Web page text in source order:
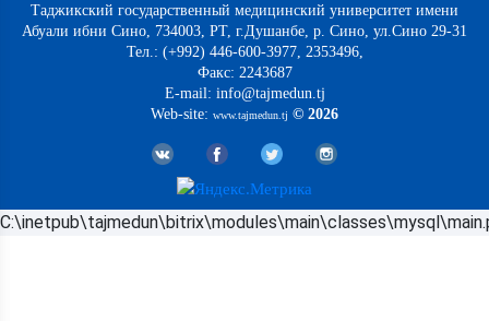
Таджикский государственный медицинский университет имени
Абуали ибни Сино, 734003, РТ, г.Душанбе, р. Сино, ул.Сино 29-31
Тел.: (+992) 446-600-3977, 2353496,
Факс: 2243687
E-mail: info@tajmedun.tj
Web-site: www.tajmedun.tj © 2026